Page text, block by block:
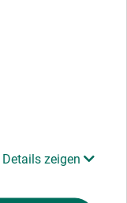
Details zeigen